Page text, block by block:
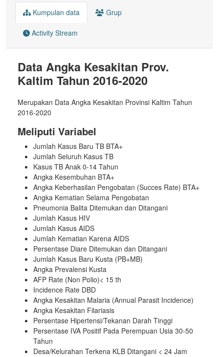
Kumpulan data Grup
Activity Stream
Data Angka Kesakitan Prov.
Kaltim Tahun 2016-2020
Merupakan Data Angka Kesakitan Provinsi Kaltim Tahun
2016-2020
Meliputi Variabel
Jumlah Kasus Baru TB BTA+
Jumlah Seluruh Kasus TB
Kasus TB Anak 0-14 Tahun
Angka Kesembuhan BTA+
Angka Keberhasilan Pengobatan (Succes Rate) BTA+
Angka Kematian Selama Pengobatan
Pneumonia Balita Ditemukan dan Ditangani
Jumlah Kasus HIV
Jumlah Kasus AIDS
Jumlah Kematian Karena AIDS
Persentase Diare Ditemukan dan Ditangani
Jumlah Kasus Baru Kusta (PB+MB)
Angka Prevalensi Kusta
AFP Rate (Non Polio)< 15 th
Incidence Rate DBD
Angka Kesakitan Malaria (Annual Parasit Incidence)
Angka Kesakitan Filariasis
Persentase Hipertensi/Tekanan Darah Tinggi
Persentase IVA Positif Pada Perempuan Usia 30-50
Tahun
Desa/Kelurahan Terkena KLB Ditangani < 24 Jam